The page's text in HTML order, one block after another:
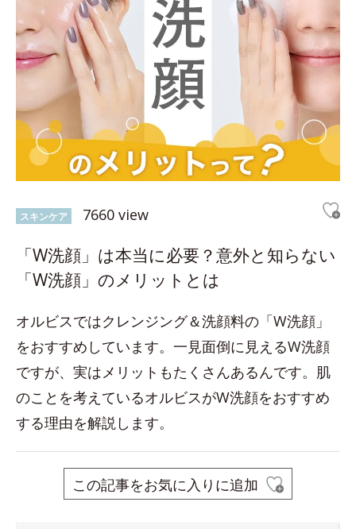
スキンケア 7660 view
「W洗顔」は本当に必要？意外と知らない
「W洗顔」のメリットとは
オルビスではクレンジング＆洗顔料の「W洗顔」
をおすすめしています。一見面倒に見えるW洗顔
ですが、実はメリットもたくさんあるんです。肌
のことを考えているオルビスがW洗顔をおすすめ
する理由を解説します。
この記事をお気に入りに追加